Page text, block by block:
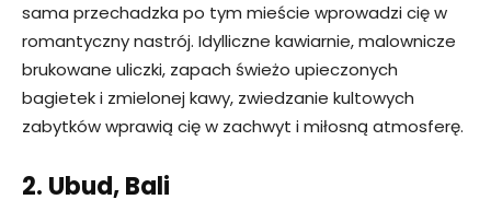
sama przechadzka po tym mieście wprowadzi cię w
romantyczny nastrój. Idylliczne kawiarnie, malownicze
brukowane uliczki, zapach świeżo upieczonych
bagietek i zmielonej kawy, zwiedzanie kultowych
zabytków wprawią cię w zachwyt i miłosną atmosferę.
2. Ubud, Bali